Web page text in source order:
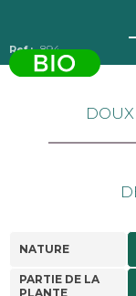
894
NATURE
PARTIE DE LA
PLANTE